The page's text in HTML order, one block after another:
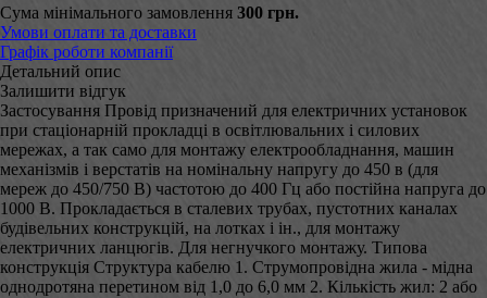
Сума мінімального замовлення 300 грн.
Умови оплати та доставки
Графік роботи компанії
Детальний опис
Залишити відгук
Застосування Провід призначений для електричних установок
при стаціонарній прокладці в освітлювальних і силових
мережах, а так само для монтажу електрообладнання, машин
механізмів і верстатів на номінальну напругу до 450 в (для
мереж до 450/750 В) частотою до 400 Гц або постійна напруга до
1000 В. Прокладається в сталевих трубах, пустотних каналах
будівельних конструкцій, на лотках і ін., для монтажу
електричних ланцюгів. Для негнучкого монтажу. Типова
конструкція Структура кабелю 1. Струмопровідна жила - мідна
однодротяна перетином від 1,0 до 6,0 мм 2. Кількість жил: 2 або